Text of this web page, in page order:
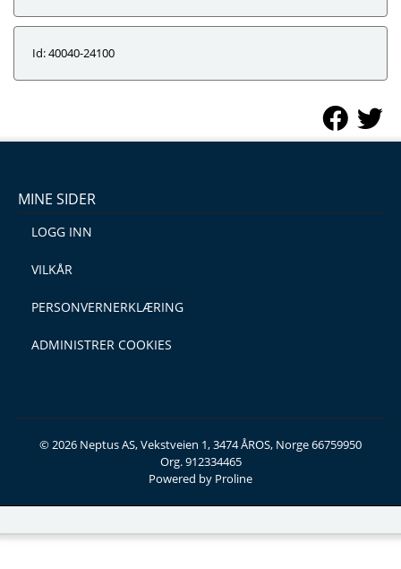
Id: 40040-24100
MINE SIDER
LOGG INN
VILKÅR
PERSONVERNERKLÆRING
ADMINISTRER COOKIES
© 2026 Neptus AS, Vekstveien 1, 3474 ÅROS, Norge 66759950
Org. 912334465
Powered by Proline